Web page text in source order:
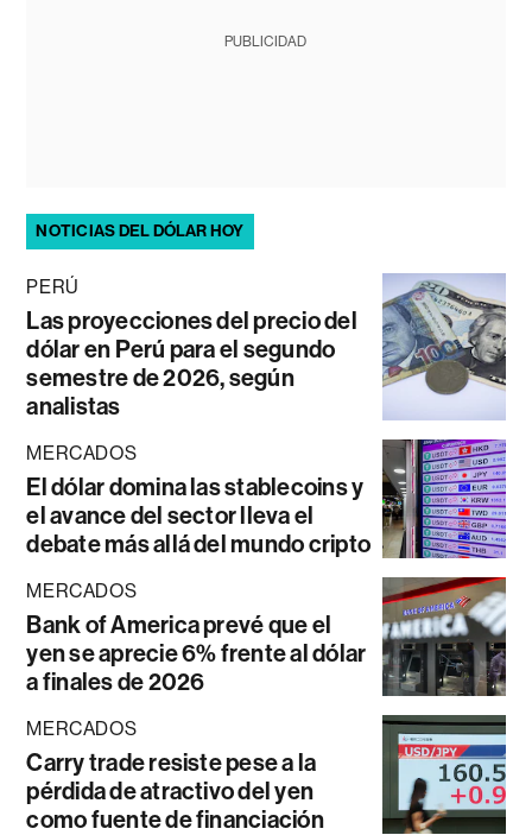
PUBLICIDAD
NOTICIAS DEL DÓLAR HOY
PERÚ
Las proyecciones del precio del
dólar en Perú para el segundo
semestre de 2026, según
analistas
MERCADOS
El dólar domina las stablecoins y
el avance del sector lleva el
debate más allá del mundo cripto
MERCADOS
Bank of America prevé que el
yen se aprecie 6% frente al dólar
a finales de 2026
MERCADOS
Carry trade resiste pese a la
pérdida de atractivo del yen
como fuente de financiación